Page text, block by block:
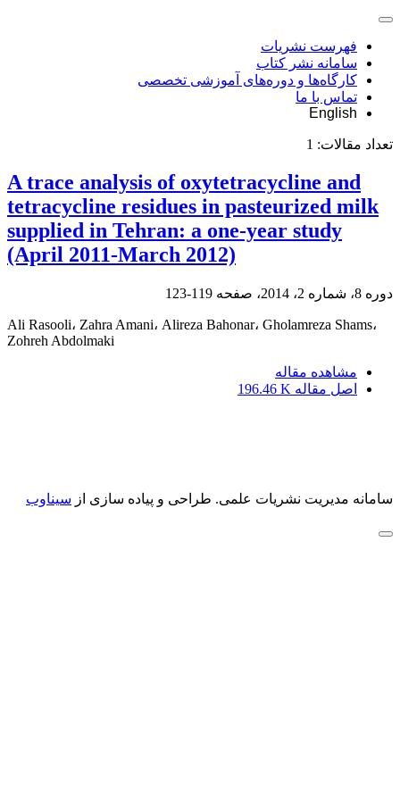
فهرست نشریات
سامانه نشر کتاب
کارگاه‌ها و دوره‌های آموزشی تخصصی
تماس با ما
English
تعداد مقالات: 1
A trace analysis of oxytetracycline and
tetracycline residues in pasteurized milk
supplied in Tehran: a one-year study
(April 2011-March 2012)
دوره 8، شماره 2، 2014، صفحه 119-123
Ali Rasooli، Zahra Amani، Alireza Bahonar، Gholamreza Shams،
Zohreh Abdolmaki
مشاهده مقاله
اصل مقاله 196.46 K
سامانه مدیریت نشریات علمی. طراحی و پیاده سازی از سیناوب